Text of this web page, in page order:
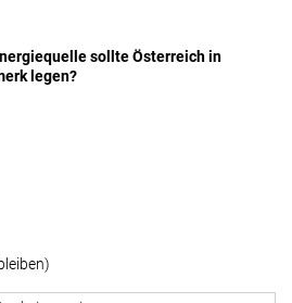
sollte Österreich in
legen?